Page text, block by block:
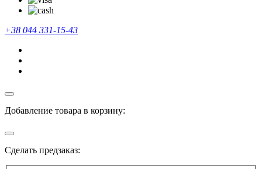
+38 044 331-15-43
Добавление товара в корзину:
Сделать предзаказ: